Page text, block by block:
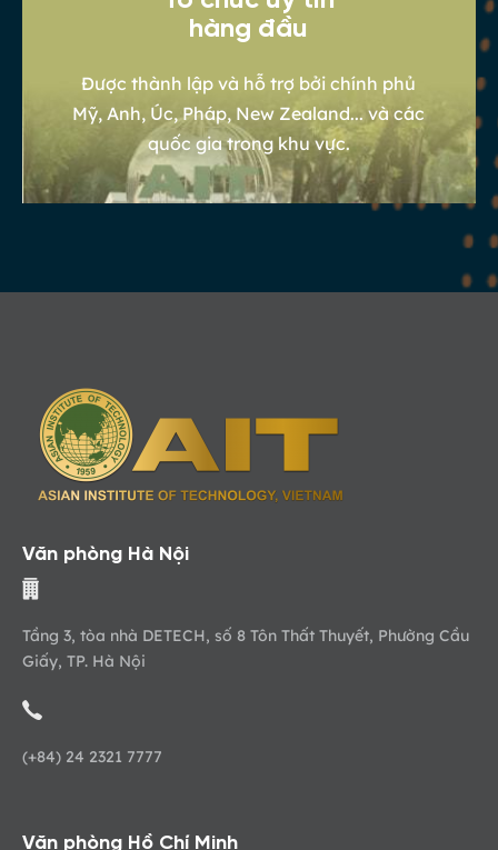
hàng đầu
Được thành lập và hỗ trợ bởi chính phủ
Mỹ, Anh, Úc, Pháp, New Zealand... và các
quốc gia trong khu vực.
Văn phòng Hà Nội
Tầng 3, tòa nhà DETECH, số 8 Tôn Thất Thuyết, Phường Cầu
Giấy, TP. Hà Nội
(+84) 24 2321 7777
Văn phòng Hồ Chí Minh